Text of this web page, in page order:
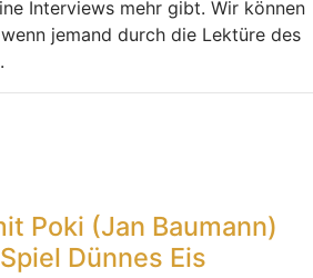
Interviews mehr gibt. Wir können
jemand durch die Lektüre des
Poki (Jan Baumann)
Dünnes Eis